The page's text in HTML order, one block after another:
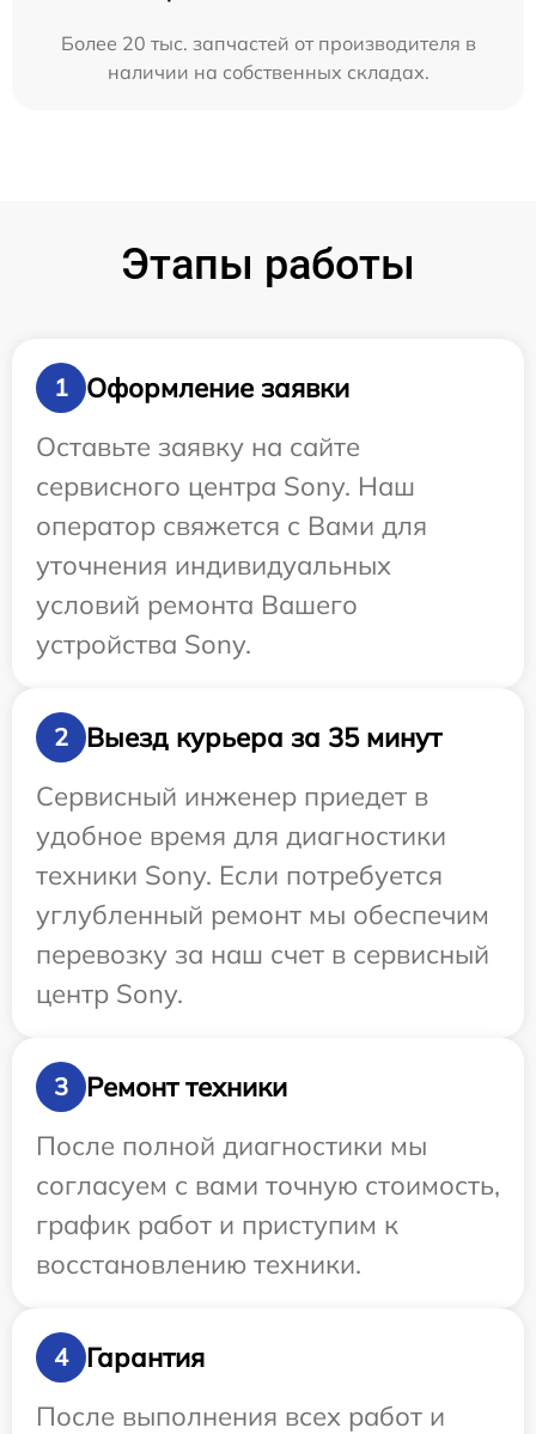
Более 20 тыс. запчастей от производителя в
наличии на собственных складах.
Этапы работы
1
Оформление заявки
Оставьте заявку на сайте
сервисного центра Sony. Наш
оператор свяжется с Вами для
уточнения индивидуальных
условий ремонта Вашего
устройства Sony.
2
Выезд курьера за 35 минут
Сервисный инженер приедет в
удобное время для диагностики
техники Sony. Если потребуется
углубленный ремонт мы обеспечим
перевозку за наш счет в сервисный
центр Sony.
3
Ремонт техники
После полной диагностики мы
согласуем с вами точную стоимость,
график работ и приступим к
восстановлению техники.
4
Гарантия
После выполнения всех работ и